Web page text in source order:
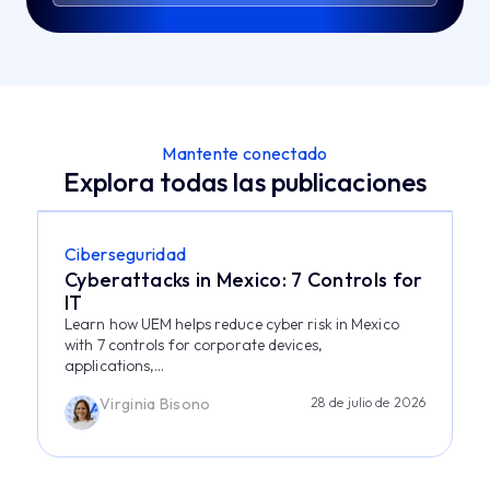
Mantente conectado
Explora todas las publicaciones
Ciberseguridad
Cyberattacks in Mexico: 7 Controls for
IT
Learn how UEM helps reduce cyber risk in Mexico
with 7 controls for corporate devices,
applications,...
Virginia Bisono
28 de julio de 2026